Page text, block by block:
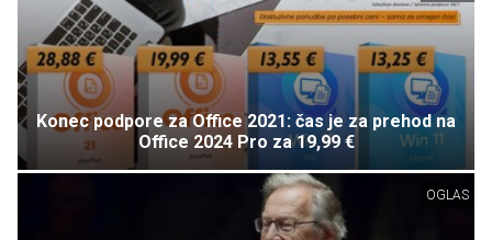
Konec podpore za Office 2021: čas je za prehod na
Office 2024 Pro za 19,99 €
OGLAS